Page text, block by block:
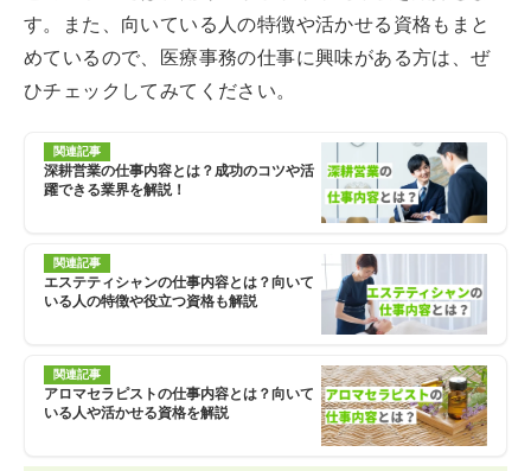
す。また、向いている人の特徴や活かせる資格もまと
めているので、医療事務の仕事に興味がある方は、ぜ
ひチェックしてみてください。
関連記事
深耕営業の仕事内容とは？成功のコツや活
躍できる業界を解説！
関連記事
エステティシャンの仕事内容とは？向いて
いる人の特徴や役立つ資格も解説
関連記事
アロマセラピストの仕事内容とは？向いて
いる人や活かせる資格を解説